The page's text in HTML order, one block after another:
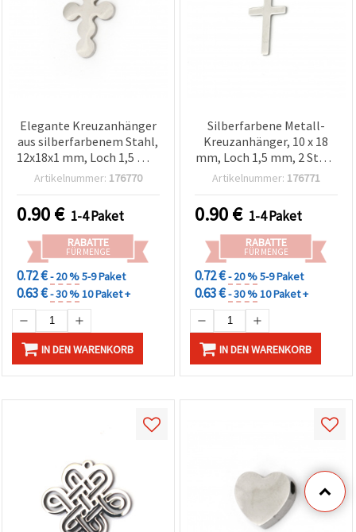
Elegante Kreuzanhänger
aus silberfarbenem Stahl,
12x18x1 mm, Loch 1,5 mm
– 2 Stück für DIY-Schmuck
Artikelnummer: 176770
0.90€ 1-4 Paket
RABATTE
FÜR MENGE
0.72 €- 20 %5-9 Paket
0.63 €- 30 %10 Paket +
IN DEN WARENKORB
Silberfarbene Metall-
Kreuzanhänger, 10 x 18
mm, Loch 1,5 mm, 2 Stück
– für
Basteln & DIY-Projekte
Artikelnummer: 176771
0.90€ 1-4 Paket
RABATTE
FÜR MENGE
0.72 €- 20 %5-9 Paket
0.63 €- 30 %10 Paket +
IN DEN WARENKORB